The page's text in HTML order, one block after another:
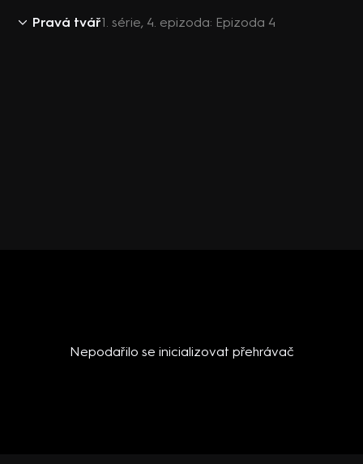
Pravá tvář1. série, 4. epizoda: Epizoda 4
Nepodařilo se inicializovat přehrávač